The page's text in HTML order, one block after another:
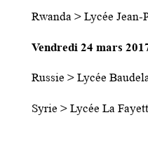
Rwanda > Lycée
Vendredi 24 mars
Russie > Lycée
Syrie > Lycée La